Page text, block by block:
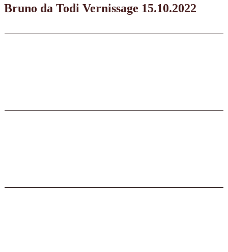
Bruno da Todi Vernissage 15.10.2022